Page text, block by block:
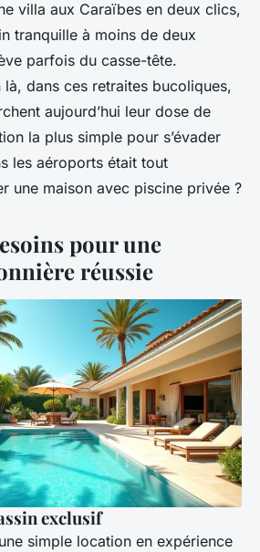
villa aux Caraïbes en deux clics,
tranquille à moins de deux
parfois du casse-tête.
là, dans ces retraites bucoliques,
aujourd’hui leur dose de
la plus simple pour s’évader
les aéroports était tout
une maison avec piscine privée ?
pour une
réussie
exclusif
simple location en expérience